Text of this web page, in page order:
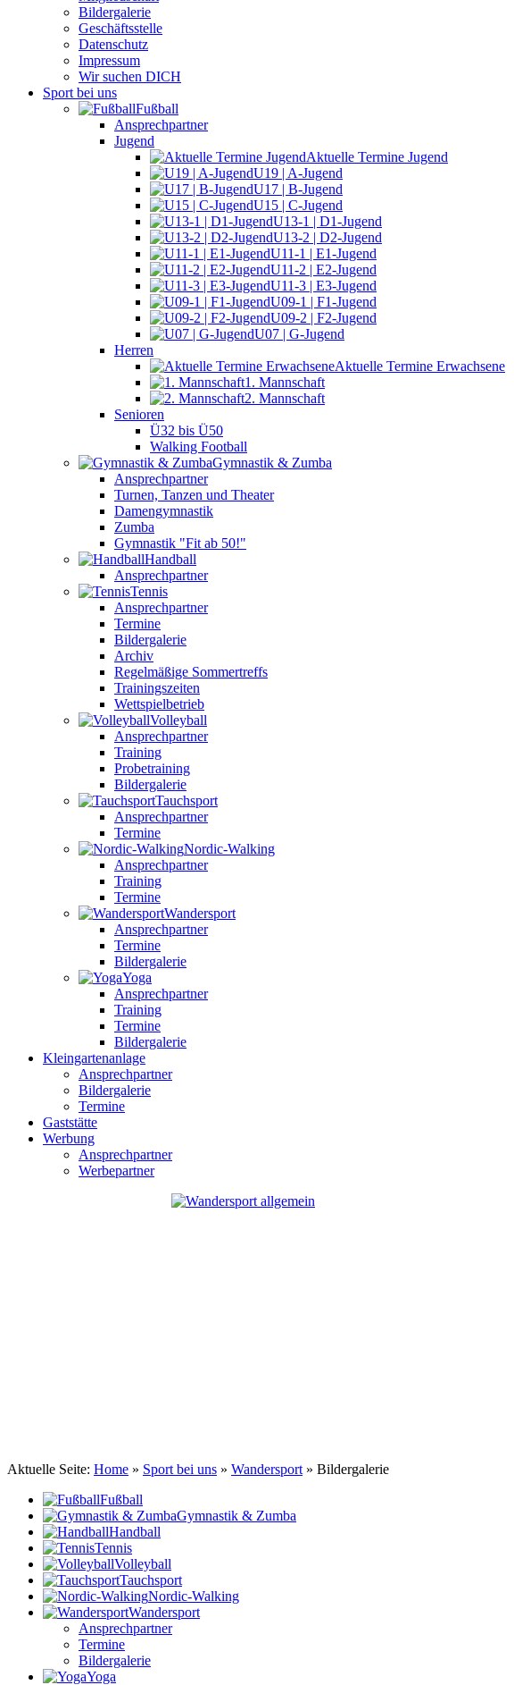
Bildergalerie
Geschäftsstelle
Datenschutz
Impressum
Wir suchen DICH
Sport bei uns
Fußball
Ansprechpartner
Jugend
Aktuelle Termine Jugend
U19 | A-Jugend
U17 | B-Jugend
U15 | C-Jugend
U13-1 | D1-Jugend
U13-2 | D2-Jugend
U11-1 | E1-Jugend
U11-2 | E2-Jugend
U11-3 | E3-Jugend
U09-1 | F1-Jugend
U09-2 | F2-Jugend
U07 | G-Jugend
Herren
Aktuelle Termine Erwachsene
1. Mannschaft
2. Mannschaft
Senioren
Ü32 bis Ü50
Walking Football
Gymnastik & Zumba
Ansprechpartner
Turnen, Tanzen und Theater
Damengymnastik
Zumba
Gymnastik "Fit ab 50!"
Handball
Ansprechpartner
Tennis
Ansprechpartner
Termine
Bildergalerie
Archiv
Regelmäßige Sommertreffs
Trainingszeiten
Wettspielbetrieb
Volleyball
Ansprechpartner
Training
Probetraining
Bildergalerie
Tauchsport
Ansprechpartner
Termine
Nordic-Walking
Ansprechpartner
Training
Termine
Wandersport
Ansprechpartner
Termine
Bildergalerie
Yoga
Ansprechpartner
Training
Termine
Bildergalerie
Kleingartenanlage
Ansprechpartner
Bildergalerie
Termine
Gaststätte
Werbung
Ansprechpartner
Werbepartner
Aktuelle Seite: Home » Sport bei uns » Wandersport » Bildergalerie
Fußball
Gymnastik & Zumba
Handball
Tennis
Volleyball
Tauchsport
Nordic-Walking
Wandersport
Ansprechpartner
Termine
Bildergalerie
Yoga